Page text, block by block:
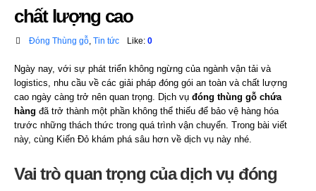
chất lượng cao
Đóng Thùng gỗ, Tin tức Like: 0
Ngày nay, với sự phát triển không ngừng của ngành vận tải và
logistics, nhu cầu về các giải pháp đóng gói an toàn và chất lượng
cao ngày càng trở nên quan trọng. Dịch vụ đóng thùng gỗ chứa
hàng đã trở thành một phần không thể thiếu để bảo vệ hàng hóa
trước những thách thức trong quá trình vận chuyển. Trong bài viết
này, cùng Kiến Đỏ khám phá sâu hơn về dịch vụ này nhé.
Vai trò quan trọng của dịch vụ đóng